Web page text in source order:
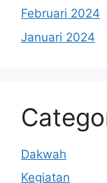
Februari 2024
Januari 2024
Dakwah
Kegiatan